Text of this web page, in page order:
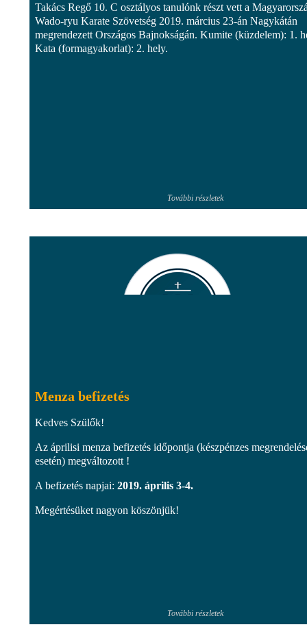
Takács Regő 10. C osztályos tanulónk részt vett a
Wado-ryu Karate Szövetség 2019. március 23-án Nagykátán
megrendezett Országos Bajnokságán. Kumite (küzdelem): 1.
Kata (formagyakorlat): 2. hely.
További részletek
Menza befizetés
Kedves Szülők!
Az áprilisi menza befizetés időpontja (készpénzes
esetén) megváltozott !
A befizetés napjai: 2019. április 3-4.
Megértésüket nagyon köszönjük!
További részletek